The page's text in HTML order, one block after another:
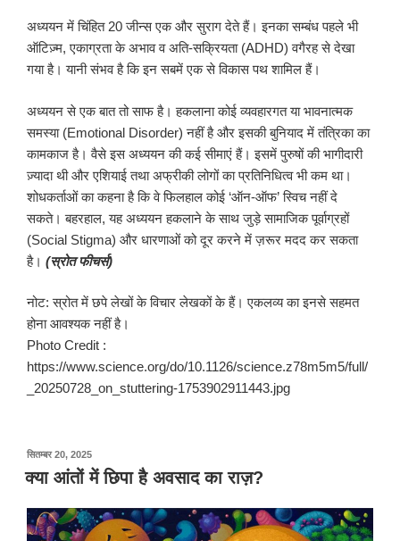
अध्ययन में चिंहित 20 जीन्स एक और सुराग देते हैं। इनका सम्बंध पहले भी
ऑटिज़्म, एकाग्रता के अभाव व अति-सक्रियता (ADHD) वगैरह से देखा
गया है। यानी संभव है कि इन सबमें एक से विकास पथ शामिल हैं।
अध्ययन से एक बात तो साफ है। हकलाना कोई व्यवहारगत या भावनात्मक
समस्या (Emotional Disorder) नहीं है और इसकी बुनियाद में तंत्रिका का
कामकाज है। वैसे इस अध्ययन की कई सीमाएं हैं। इसमें पुरुषों की भागीदारी
ज़्यादा थी और एशियाई तथा अफ्रीकी लोगों का प्रतिनिधित्व भी कम था।
शोधकर्ताओं का कहना है कि वे फिलहाल कोई ‘ऑन-ऑफ’ स्विच नहीं दे
सकते। बहरहाल, यह अध्ययन हकलाने के साथ जुड़े सामाजिक पूर्वाग्रहों
(Social Stigma) और धारणाओं को दूर करने में ज़रूर मदद कर सकता
है। (स्रोत फीचर्स)
नोट: स्रोत में छपे लेखों के विचार लेखकों के हैं। एकलव्य का इनसे सहमत
होना आवश्यक नहीं है।
Photo Credit :
https://www.science.org/do/10.1126/science.z78m5m5/full/
_20250728_on_stuttering-1753902911443.jpg
सितम्बर 20, 2025पर
प्रकाशित
किया
क्या आंतों में छिपा है अवसाद का राज़?